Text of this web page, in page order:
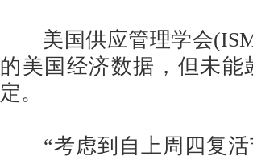
美国供应管理学会(ISM
的美国经济数据，但未
定。
“考虑到自上周四复活